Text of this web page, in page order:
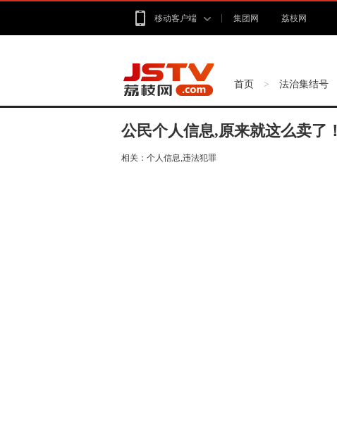
移动客户端 集团网 荔枝网
首页 > 法治集结号
公民个人信息,原来就这么卖了！
相关： 个人信息,违法犯罪